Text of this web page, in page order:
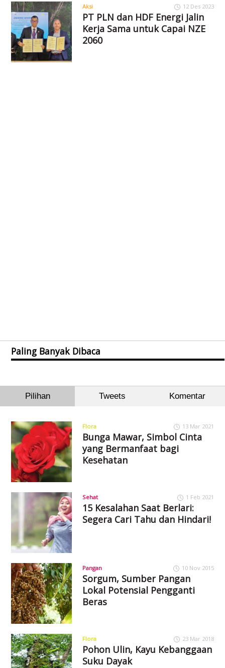
Aksi 12 Des 2023
PT PLN dan HDF Energi Jalin
Kerja Sama untuk Capai NZE
2060
Paling Banyak Dibaca
Pilihan Tweets Komentar
Flora 13 Mar 2021
Bunga Mawar, Simbol Cinta
yang Bermanfaat bagi
Kesehatan
Sehat 1 Feb 2021
15 Kesalahan Saat Berlari:
Segera Cari Tahu dan Hindari!
Pangan 10 Nov 2015
Sorgum, Sumber Pangan
Lokal Potensial Pengganti
Beras
Flora 23 Mar 2018
Pohon Ulin, Kayu Kebanggaan
Suku Dayak